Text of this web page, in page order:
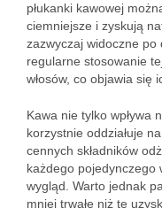
płukanki kawowej
ciemniejsze i zyskują
zazwyczaj widoczne po
regularne stosowanie
włosów, co objawia się
Kawa nie tylko wpływa
korzystnie oddziałuje
cennych składników
każdego pojedynczego
wygląd. Warto jednak
mniej trwałe niż te